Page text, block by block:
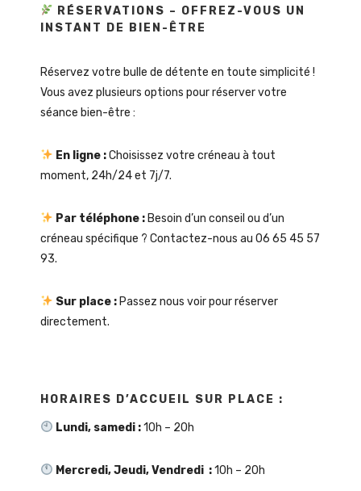
RÉSERVATIONS – OFFREZ-VOUS UN
INSTANT DE BIEN-ÊTRE
Réservez votre bulle de détente en toute simplicité !
Vous avez plusieurs options pour réserver votre
séance bien-être :
En ligne :Choisissez votre créneau à tout
moment, 24h/24 et 7j/7.
Par téléphone : Besoin d’un conseil ou d’un
créneau spécifique ? Contactez-nous au 06 65 45 57
93.
Sur place : Passez nous voir pour réserver
directement.
HORAIRES D’ACCUEIL SUR PLACE :
Lundi, samedi :10h – 20h
Mercredi, Jeudi, Vendredi :10h – 20h